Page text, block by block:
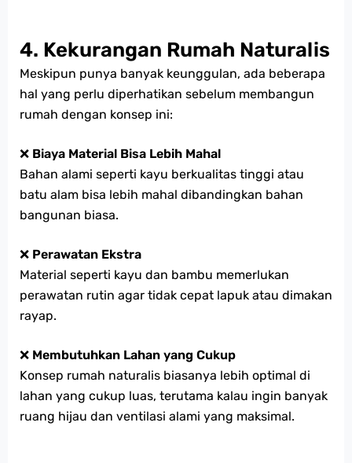
4. Kekurangan Rumah Naturalis
Meskipun punya banyak keunggulan, ada beberapa
hal yang perlu diperhatikan sebelum membangun
rumah dengan konsep ini:
❌ Biaya Material Bisa Lebih Mahal
Bahan alami seperti kayu berkualitas tinggi atau
batu alam bisa lebih mahal dibandingkan bahan
bangunan biasa.
❌ Perawatan Ekstra
Material seperti kayu dan bambu memerlukan
perawatan rutin agar tidak cepat lapuk atau dimakan
rayap.
❌ Membutuhkan Lahan yang Cukup
Konsep rumah naturalis biasanya lebih optimal di
lahan yang cukup luas, terutama kalau ingin banyak
ruang hijau dan ventilasi alami yang maksimal.